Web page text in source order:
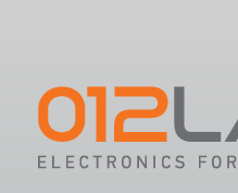
SRBIJA |
URADI
SAM
Elektronika